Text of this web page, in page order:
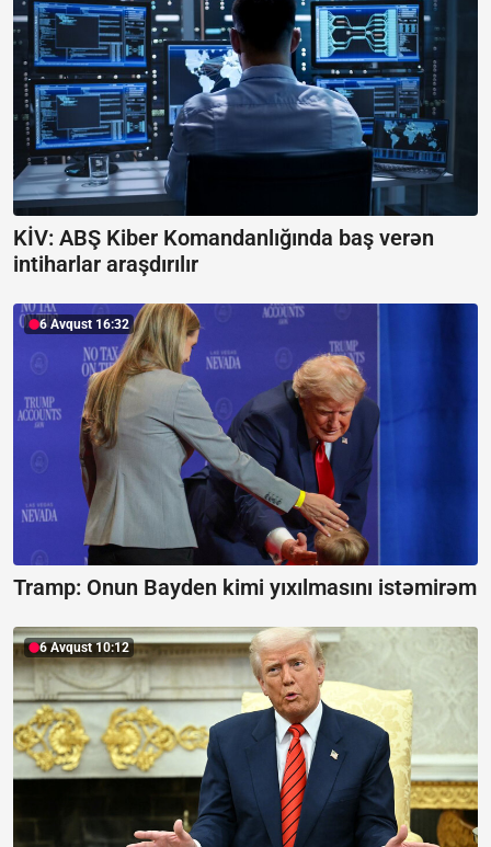
KİV: ABŞ Kiber Komandanlığında baş verən
intiharlar araşdırılır
6 Avqust 16:32
Tramp: Onun Bayden kimi yıxılmasını istəmirəm
6 Avqust 10:12